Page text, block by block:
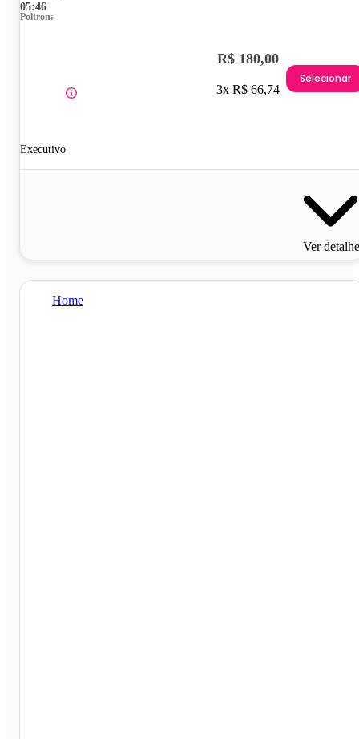
05:46
Poltrona
Executivo
R$ 180,00
3x R$ 66,74
Selecionar
Ver
Home